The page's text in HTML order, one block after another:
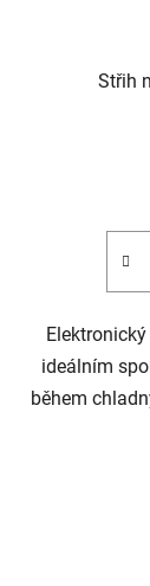
Střih
ideálním
během